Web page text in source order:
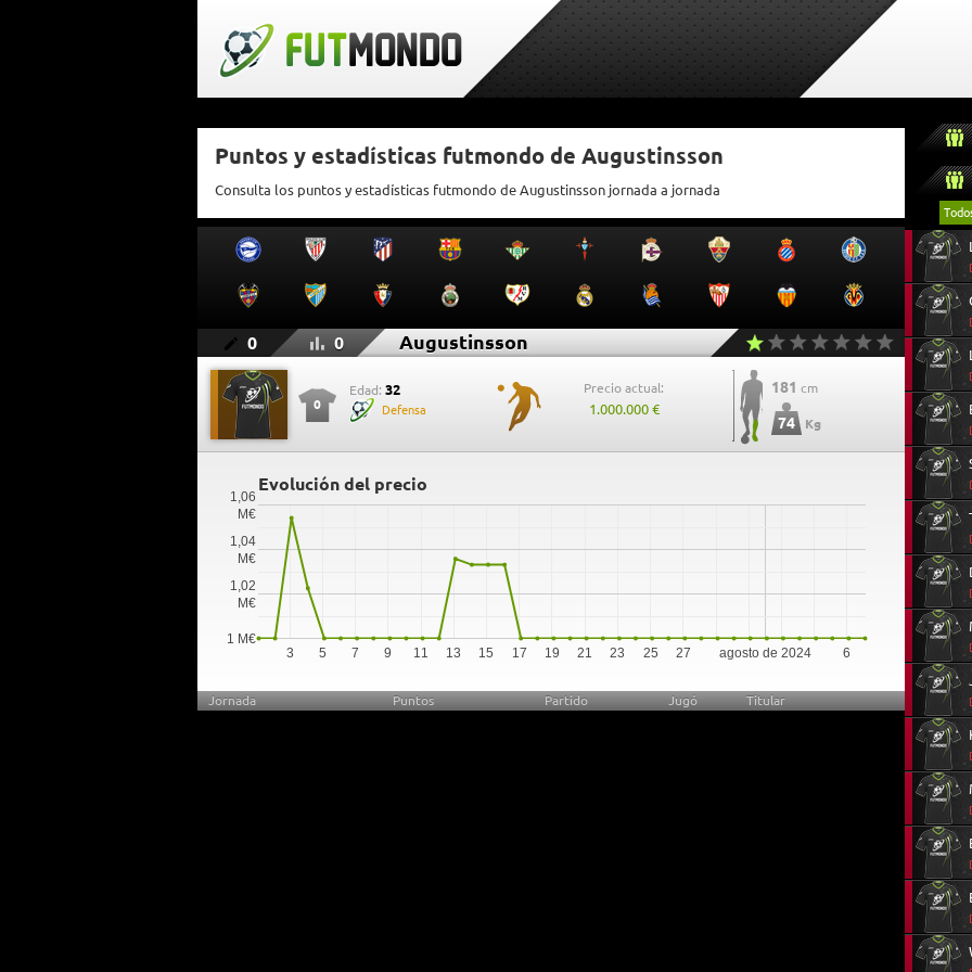
Puntos y estadísticas futmondo de Augustinsson
Consulta los puntos y estadísticas futmondo de Augustinsson jornada a jornada
0 0 Augustinsson
0
Edad: 32
Defensa
Precio actual:
1.000.000 €
181 cm
74 Kg
Evolución del precio
agosto de 2024
3 5 7 9 11 13 15 17 19 21 23 25 27 6
1 M€
1,02
M€
1,04
M€
1,06
M€
Jornada Puntos Partido Jugó Titular